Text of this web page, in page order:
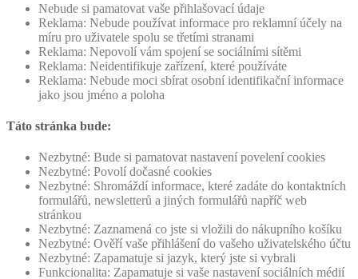
Nebude si pamatovat vaše přihlašovací údaje
Reklama: Nebude používat informace pro reklamní účely na
míru pro uživatele spolu se třetími stranami
Reklama: Nepovolí vám spojení se sociálními sítěmi
Reklama: Neidentifikuje zařízení, které používáte
Reklama: Nebude moci sbírat osobní identifikační informace
jako jsou jméno a poloha
Táto stránka bude:
Nezbytné: Bude si pamatovat nastavení povelení cookies
Nezbytné: Povolí dočasné cookies
Nezbytné: Shromáždí informace, které zadáte do kontaktních
formulářů, newsletterů a jiných formulářů napříč web
stránkou
Nezbytné: Zaznamená co jste si vložili do nákupního košíku
Nezbytné: Ověří vaše přihlášení do vašeho uživatelského účtu
Nezbytné: Zapamatuje si jazyk, který jste si vybrali
Funkcionalita: Zapamatuje si vaše nastavení sociálních médií